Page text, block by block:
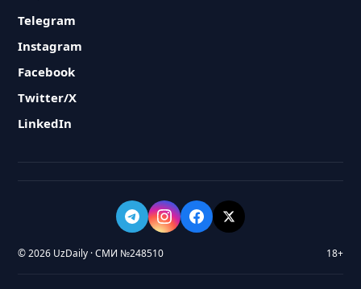
Telegram
Instagram
Facebook
Twitter/X
LinkedIn
© 2026 UzDaily · СМИ №248510 18+